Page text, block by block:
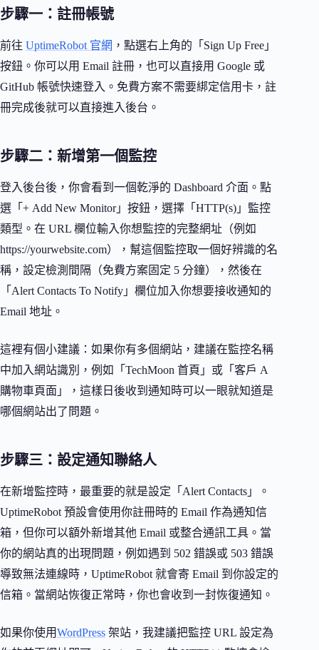
步驟一：註冊帳號
前往 UptimeRobot 官網 ，點選右上角的「Sign Up Free」
按鈕。你可以用 Email 註冊，也可以直接用 Google 或
GitHub 帳號快速登入。免費方案不需要綁定信用卡，註
冊完成後就可以直接進入後台。
步驟二：新增第一個監控
登入後台後，你會看到一個乾淨的 Dashboard 介面。點
選「+ Add New Monitor」按鈕，選擇「HTTP(s)」監控
類型。在 URL 欄位輸入你想監控的完整網址（例如
https://yourwebsite.com），幫這個監控取一個好辨識的名
稱，設定檢測間隔（免費方案固定 5 分鐘），然後在
「Alert Contacts To Notify」欄位加入你想要接收通知的
Email 地址。
這裡有個小建議：如果你有多個網站，建議在監控名稱
中加入網站識別，例如「TechMoon 首頁」或「客戶 A
購物車頁面」，這樣日後收到通知時可以一眼就知道是
哪個網站出了問題。
步驟三：設定通知聯絡人
在新增監控時，最重要的就是設定「Alert Contacts」。
UptimeRobot 預設會使用你註冊時的 Email 作為通知信
箱，但你可以額外新增其他 Email 或整合通訊工具。當
你的網站真的出現問題，例如遇到 502 錯誤或 503 錯誤
導致無法連線時，UptimeRobot 就會寄 Email 到你設定的
信箱。當網站恢復正常時，你也會收到一封恢復通知。
如果你使用WordPress 架站，我建議把監控 URL 設定為